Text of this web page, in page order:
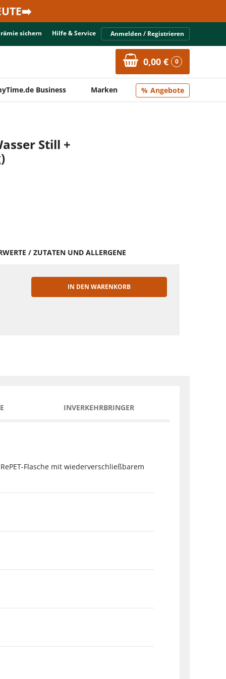
sichern Hilfe & Service Anmelden / Registrieren
0,00 € 0
Business Marken Angebote
Still +
/ ZUTATEN UND ALLERGENE
IN DEN WARENKORB
INVERKEHRBRINGER
Flasche mit wiederverschließbarem